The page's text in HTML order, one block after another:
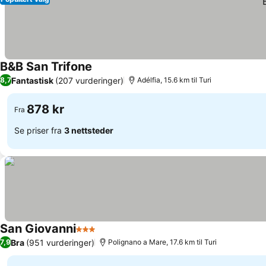
B&B San Trifone
8,7Fantastisk (207 vurderinger) Adélfia, 15.6 km til Turi
Fra 878 kr
Se priser fra 3 nettsteder
San Giovanni3 Stjerner
7,9Bra (951 vurderinger) Polignano a Mare, 17.6 km til Turi